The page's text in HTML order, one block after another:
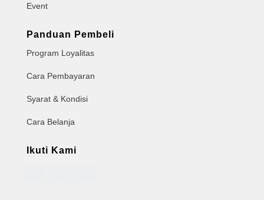
Event
Panduan Pembeli
Program Loyalitas
Cara Pembayaran
Syarat & Kondisi
Cara Belanja
Ikuti Kami